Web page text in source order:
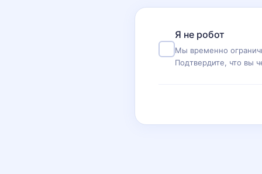
Я не робот
Мы временно
Подтвердите, что вы